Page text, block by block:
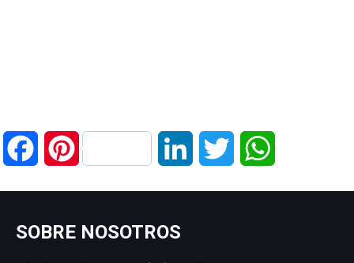
FacebookPinterest LinkedIn Twitter
SOBRE NOSOTROS